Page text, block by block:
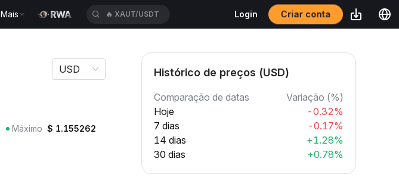
Mais 🔥 CASHCATUSDT Login Criar conta
USD
Máximo $ 1.155262
Histórico de preços (USD)
Comparação de datas
Variação (%)
Hoje
-0.32%
7 dias
-0.17%
14 dias
+1.28%
30 dias
+0.78%